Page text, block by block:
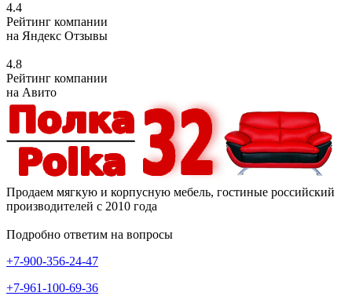
4.4
Рейтинг компании
на Яндекс Отзывы
4.8
Рейтинг компании
на Авито
Продаем мягкую и корпусную мебель, гостиные российский
производителей с 2010 года
Подробно ответим на вопросы
+7-900-356-24-47
+7-961-100-69-36